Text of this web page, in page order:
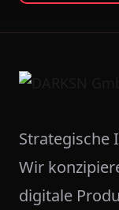
Strategische
Wir
digitale